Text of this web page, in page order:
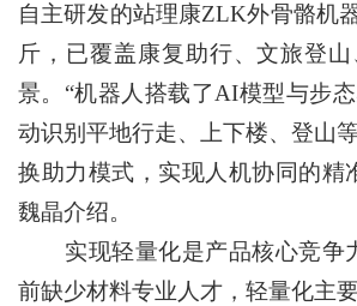
自主研发的站理康ZLK外骨骼机
斤，已覆盖康复助行、文旅登
景。“机器人搭载了AI模型与步
动识别平地行走、上下楼、登山
换助力模式，实现人机协同的精
魏晶介绍。
实现轻量化是产品核心竞争
前缺少材料专业人才，轻量化主